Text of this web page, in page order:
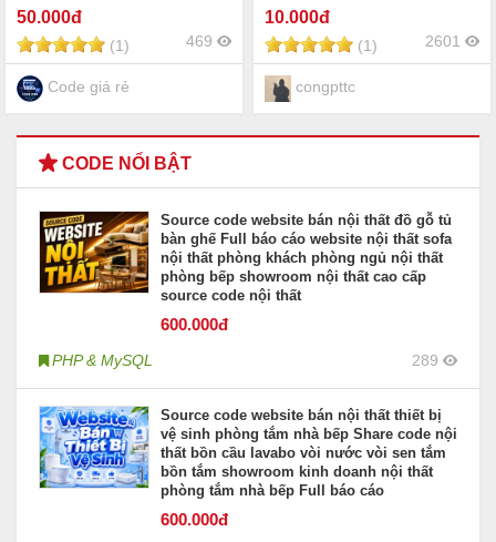
50.000đ
(1) 469
Code giá rẻ
10.000đ
(1) 2601
congpttc
CODE NỔI BẬT
Source code website bán nội thất đồ gỗ tủ
bàn ghế Full báo cáo website nội thất sofa
nội thất phòng khách phòng ngủ nội thất
phòng bếp showroom nội thất cao cấp
source code nội thất
600.000đ
PHP & MySQL 289
Source code website bán nội thất thiết bị
vệ sinh phòng tắm nhà bếp Share code nội
thất bồn cầu lavabo vòi nước vòi sen tắm
bồn tắm showroom kinh doanh nội thất
phòng tắm nhà bếp Full báo cáo
600.000đ